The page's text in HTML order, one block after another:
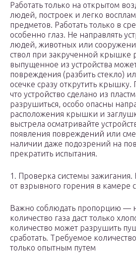
Работать только на открытом
людей, построек и легко
предметов. Работать только в
особенно глаз. Не направлять
людей, животных или
ствол при закрученной крышке
выпущенное из устройства
повреждения (разбить стекло)
осечке сразу открутить крышку.
что устройство сделано из
разрушиться, особо опасны
расположения крышки и
выстрела осматривайте
появления повреждений или
наличии даже подозрений на
прекратить испытания.
1. Проверка системы зажигания.
от взрывного горения в камере
Важно соблюдать пропорцию —
количество газа даст только
количество может разрушить
сработать. Требуемое
только опытным путем